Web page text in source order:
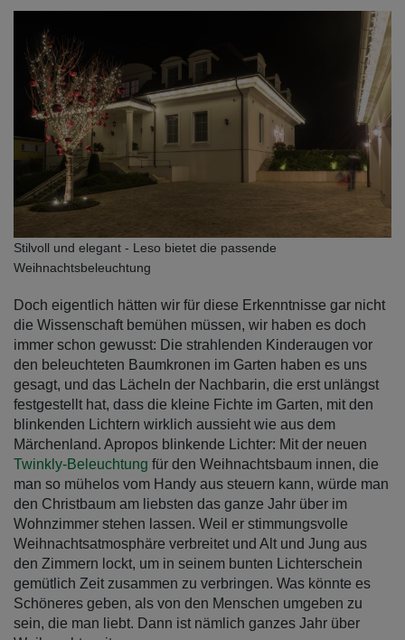
Stilvoll und elegant - Leso bietet die passende
Weihnachtsbeleuchtung
Doch eigentlich hätten wir für diese Erkenntnisse gar nicht
die Wissenschaft bemühen müssen, wir haben es doch
immer schon gewusst: Die strahlenden Kinderaugen vor
den beleuchteten Baumkronen im Garten haben es uns
gesagt, und das Lächeln der Nachbarin, die erst unlängst
festgestellt hat, dass die kleine Fichte im Garten, mit den
blinkenden Lichtern wirklich aussieht wie aus dem
Märchenland. Apropos blinkende Lichter: Mit der neuen
Twinkly-Beleuchtung für den Weihnachtsbaum innen, die
man so mühelos vom Handy aus steuern kann, würde man
den Christbaum am liebsten das ganze Jahr über im
Wohnzimmer stehen lassen. Weil er stimmungsvolle
Weihnachtsatmosphäre verbreitet und Alt und Jung aus
den Zimmern lockt, um in seinem bunten Lichterschein
gemütlich Zeit zusammen zu verbringen. Was könnte es
Schöneres geben, als von den Menschen umgeben zu
sein, die man liebt. Dann ist nämlich ganzes Jahr über